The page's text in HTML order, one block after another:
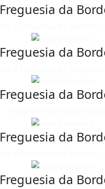
Freguesia da
Freguesia da
Freguesia da
Freguesia da
Freguesia da